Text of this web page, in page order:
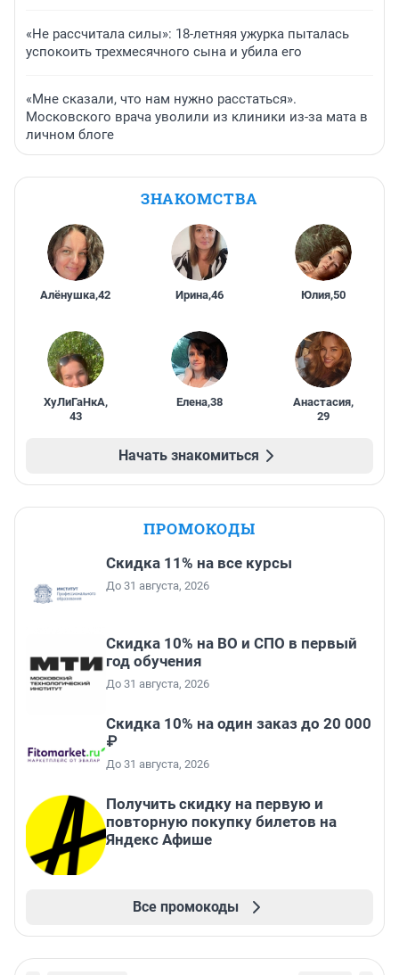
«Не рассчитала силы»: 18-летняя ужурка пыталась
успокоить трехмесячного сына и убила его
«Мне сказали, что нам нужно расстаться».
Московского врача уволили из клиники из-за мата в
личном блоге
ЗНАКОМСТВА
Алёнушка,42 Ирина,46 Юлия,50
ХуЛиГаНкА,
43
Елена,38 Анастасия,
29
Начать знакомиться
ПРОМОКОДЫ
Скидка 11% на все курсы
До 31 августа, 2026
Скидка 10% на ВО и СПО в первый
год обучения
До 31 августа, 2026
Скидка 10% на один заказ до 20 000
₽
До 31 августа, 2026
Получить скидку на первую и
повторную покупку билетов на
Яндекс Афише
Все промокоды